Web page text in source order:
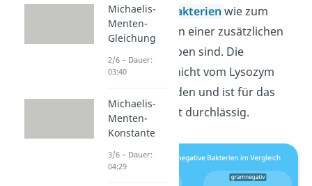
gramnegative Bakterien wie zum
Beispiel E. coli von einer zusätzlichen
Membran umgeben sind. Die
Membran kann nicht vom Lysozym
angegriffen werden und ist für das
Enzym auch nicht durchlässig.
Michaelis-
Menten-
Gleichung
2/6 – Dauer:
03:40
Michaelis-
Menten-
Konstante
3/6 – Dauer:
04:29